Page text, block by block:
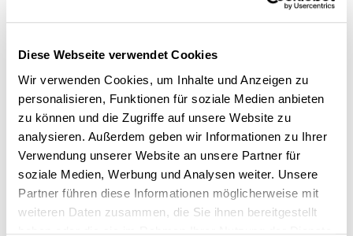
Diese Webseite verwendet Cookies
Wir verwenden Cookies, um Inhalte und Anzeigen zu
personalisieren, Funktionen für soziale Medien anbieten
zu können und die Zugriffe auf unsere Website zu
analysieren. Außerdem geben wir Informationen zu Ihrer
Verwendung unserer Website an unsere Partner für
soziale Medien, Werbung und Analysen weiter. Unsere
Partner führen diese Informationen möglicherweise mit
weiteren Daten zusammen, die Sie ihnen bereitgestellt
Data Privacy
Abendzeitung:
Working in
community
Published today in the AZ: "Network House – with round
arches and golden accents: Local politics welcomes
office buildings, as long as housing is not displaced."
"The concept is network instead of individual offices."
After the Comn Netzwerkhaus in Sendling, Urban